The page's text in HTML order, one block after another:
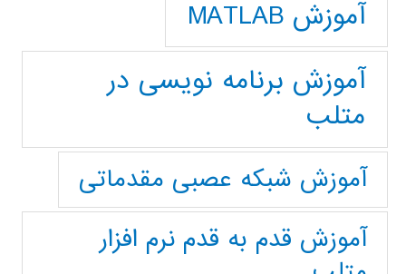
آموزش MATLAB
آموزش برنامه نویسی در
متلب
آموزش شبکه عصبی مقدماتی
آموزش قدم به قدم نرم افزار